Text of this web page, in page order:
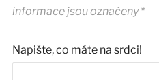
informace jsou označeny*
Napište, co máte na srdci!